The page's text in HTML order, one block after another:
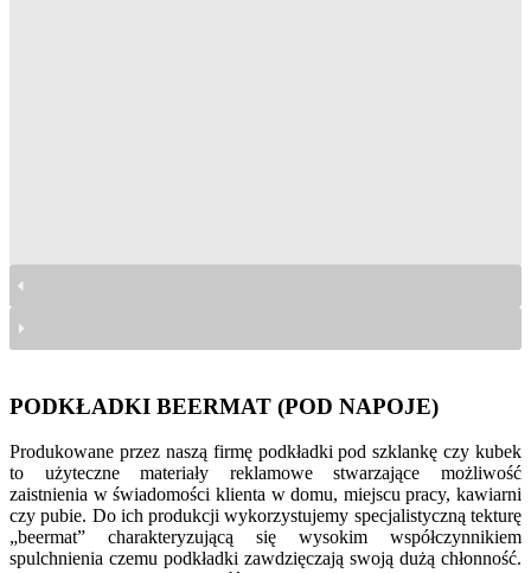
PODKŁADKI BEERMAT (POD NAPOJE)
Produkowane przez naszą firmę podkładki pod szklankę czy kubek
to użyteczne materiały reklamowe stwarzające możliwość
zaistnienia w świadomości klienta w domu, miejscu pracy, kawiarni
czy pubie. Do ich produkcji wykorzystujemy specjalistyczną tekturę
„beermat” charakteryzującą się wysokim współczynnikiem
spulchnienia czemu podkładki zawdzięczają swoją dużą chłonność.